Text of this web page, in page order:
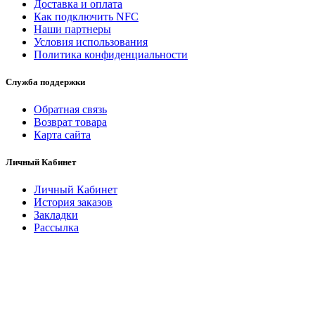
Доставка и оплата
Как подключить NFC
Наши партнеры
Условия использования
Политика конфиденциальности
Служба поддержки
Обратная связь
Возврат товара
Карта сайта
Личный Кабинет
Личный Кабинет
История заказов
Закладки
Рассылка